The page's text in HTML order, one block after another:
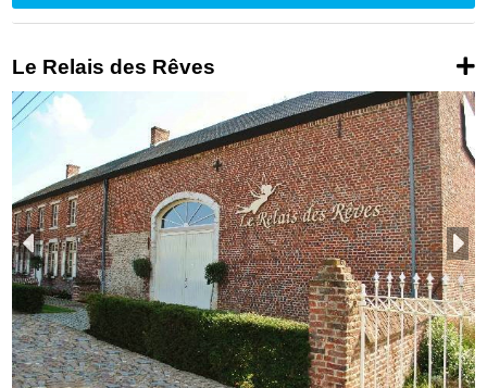
Le Relais des Rêves